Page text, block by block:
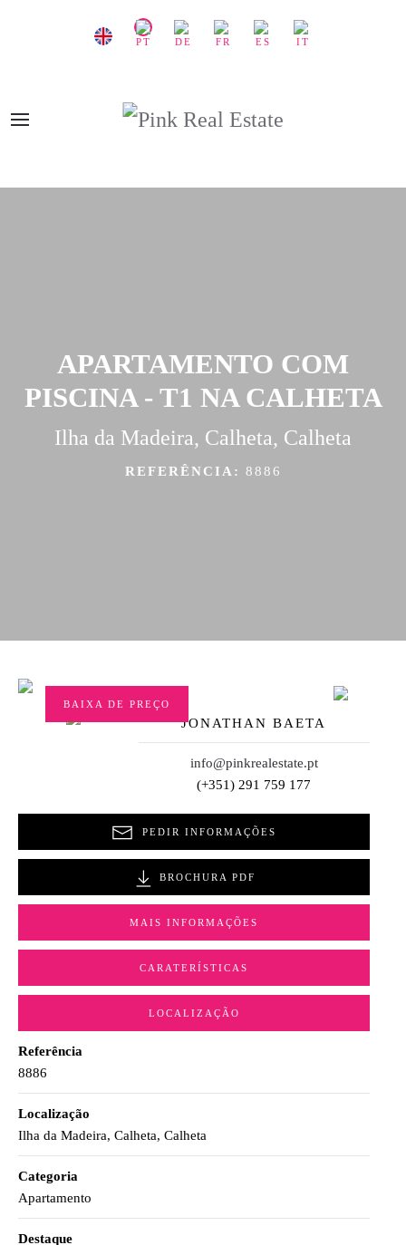
APARTAMENTO COM
PISCINA - T1 NA CALHETA
Ilha da Madeira, Calheta, Calheta
REFERÊNCIA: 8886
BAIXA DE PREÇO
JONATHAN BAETA
info@pinkrealestate.pt
(+351) 291 759 177
PEDIR INFORMAÇÕES
BROCHURA PDF
MAIS INFORMAÇÕES
CARATERÍSTICAS
LOCALIZAÇÃO
Referência
8886
Localização
Ilha da Madeira, Calheta, Calheta
Categoria
Apartamento
Destaque